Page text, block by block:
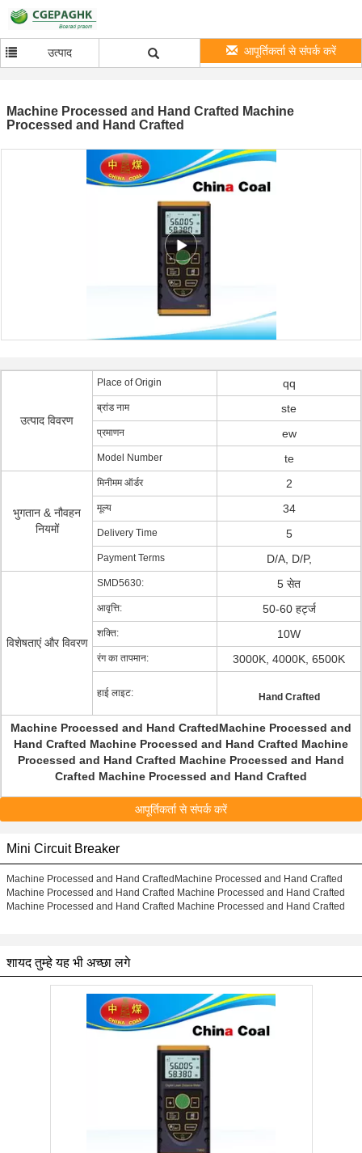
उत्पाद आपूर्तिकर्ता से संपर्क करें
Machine Processed and Hand Crafted Machine
Processed and Hand Crafted
उत्पाद विवरण
Place of Origin qq
ब्रांड नाम ste
प्रमाणन ew
Model Number te
भुगतान & नौवहन
नियमों
मिनीमम ऑर्डर 2
मूल्य 34
Delivery Time 5
Payment Terms D/A, D/P,
विशेषताएं और विवरण
SMD5630: 5 सेत
आवृत्ति: 50-60 हर्ट्ज
शक्ति: 10W
रंग का तापमान: 3000K, 4000K, 6500K
हाई लाइट: Hand Crafted
Machine Processed and Hand CraftedMachine Processed and
Hand Crafted Machine Processed and Hand Crafted Machine
Processed and Hand Crafted Machine Processed and Hand
Crafted Machine Processed and Hand Crafted
आपूर्तिकर्ता से संपर्क करें
Mini Circuit Breaker
Machine Processed and Hand CraftedMachine Processed and Hand Crafted
Machine Processed and Hand Crafted Machine Processed and Hand Crafted
Machine Processed and Hand Crafted Machine Processed and Hand Crafted
शायद तुम्हे यह भी अच्छा लगे